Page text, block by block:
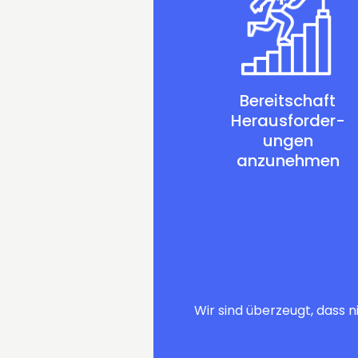
Bereitschaft
Heraus­forder­
ungen
anzunehmen
Wir sind überzeugt, dass